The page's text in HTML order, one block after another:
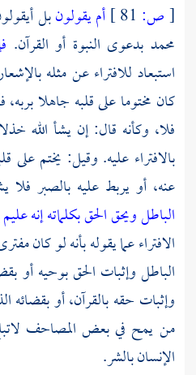
[ص: أم يقولونبل
محمد بدعوى النبوة أو القرآن.
استبعاد للافتراء عن مثله
كان مختوما على قلبه جاهلا
فلا، وكأنه قال: إن يشأ الله
بالافتراء عليه. وقيل: يختم
عنه، أو يربط عليه بالصبر
الباطل ويحق الحق بكلماته إنه
الافتراء عما يقوله بأنه لو كان
الباطل وإثبات الحق بوحيه أو
وإثبات حقه بالقرآن، أو
من يمح في بعض المصاحف
الإنسان بالشر.